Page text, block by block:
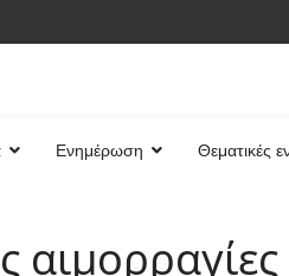
Ενημέρωση Θεματικές
αιμορραγίες